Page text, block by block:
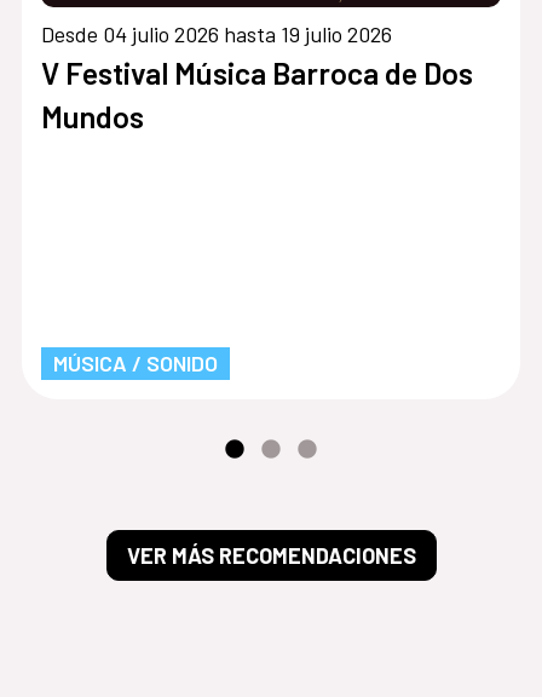
Desde 04 julio 2026 hasta 19 julio 2026
V Festival Música Barroca de Dos
Mundos
MÚSICA / SONIDO
VER MÁS RECOMENDACIONES